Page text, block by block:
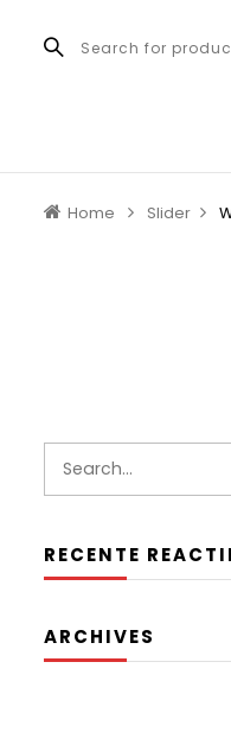
Home Slider
RECENTE
ARCHIVES